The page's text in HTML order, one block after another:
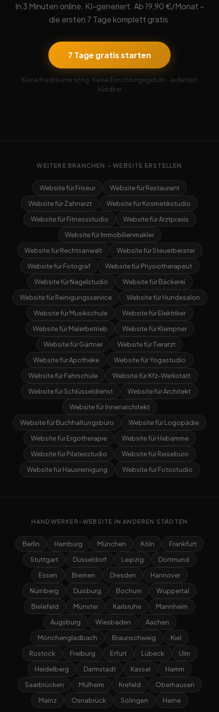
In 3 Minuten online. KI-generiert. Ab 19,90 €/Monat –
die ersten 7 Tage komplett gratis.
7 Tage gratis starten
Keine Kreditkarte nötig · Keine Einrichtungsgebühr · Jederzeit
kündbar
WEITERE BRANCHEN – WEBSITE ERSTELLEN
Website für Friseur
Website für Restaurant
Website für Zahnarzt
Website für Kosmetikstudio
Website für Fitnessstudio
Website für Arztpraxis
Website für Immobilienmakler
Website für Rechtsanwalt
Website für Steuerberater
Website für Fotograf
Website für Physiotherapeut
Website für Nagelstudio
Website für Bäckerei
Website für Reinigungsservice
Website für Hundesalon
Website für Musikschule
Website für Elektriker
Website für Malerbetrieb
Website für Klempner
Website für Gärtner
Website für Tierarzt
Website für Apotheke
Website für Yogastudio
Website für Fahrschule
Website für Kfz-Werkstatt
Website für Schlüsseldienst
Website für Architekt
Website für Innenarchitekt
Website für Buchhaltungsbüro
Website für Logopädie
Website für Ergotherapie
Website für Hebamme
Website für Pilatesstudio
Website für Reisebüro
Website für Hausreinigung
Website für Fotostudio
HANDWERKER-WEBSITE IN ANDEREN STÄDTEN
Berlin Hamburg München Köln
Frankfurt
Stuttgart
Düsseldorf Leipzig
Dortmund
Essen
Bremen Dresden
Hannover
Nürnberg
Duisburg Bochum
Wuppertal
Bielefeld
Münster Karlsruhe
Mannheim
Augsburg
Wiesbaden
Aachen
Mönchengladbach
Braunschweig
Kiel
Rostock
Freiburg Erfurt Lübeck
Ulm
Heidelberg
Darmstadt Kassel
Hamm
Saarbrücken
Mülheim Krefeld
Oberhausen
Mainz
Osnabrück Solingen Herne